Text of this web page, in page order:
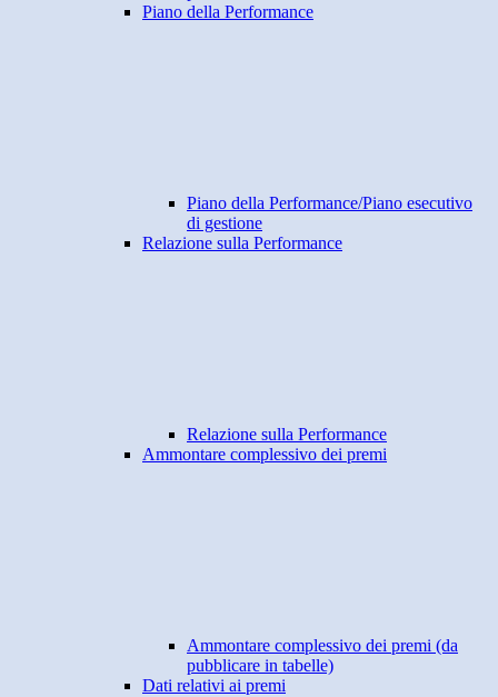
Piano della Performance
Piano della Performance/Piano esecutivo
di gestione
Relazione sulla Performance
Relazione sulla Performance
Ammontare complessivo dei premi
Ammontare complessivo dei premi (da
pubblicare in tabelle)
Dati relativi ai premi